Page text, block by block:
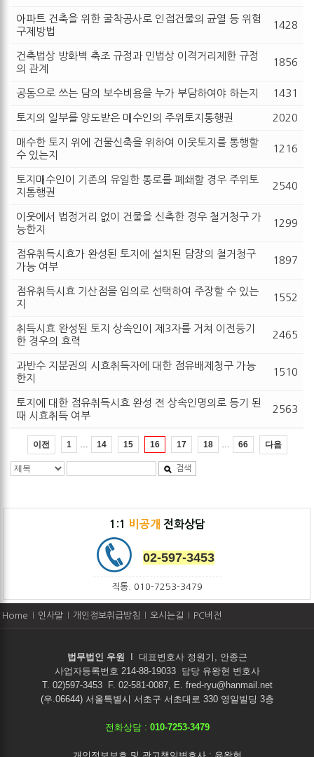
아파트 건축을 위한 굴착공사로 인접건물의 균열 등 위험
구제방법
1428
건축법상 방화벽 축조 규정과 민법상 이격거리제한 규정
의 관계
1856
공동으로 쓰는 담의 보수비용을 누가 부담하여야 하는지 1431
토지의 일부를 양도받은 매수인의 주위토지통행권 2020
매수한 토지 위에 건물신축을 위하여 이웃토지를 통행할
수 있는지
1216
토지매수인이 기존의 유일한 통로를 폐쇄할 경우 주위토
지통행권
2540
이웃에서 법정거리 없이 건물을 신축한 경우 철거청구 가
능한지
1299
점유취득시효가 완성된 토지에 설치된 담장의 철거청구
가능 여부
1897
점유취득시효 기산점을 임의로 선택하여 주장할 수 있는
지
1552
취득시효 완성된 토지 상속인이 제3자를 거쳐 이전등기
한 경우의 효력
2465
과반수 지분권의 시효취득자에 대한 점유배제청구 가능
한지
1510
토지에 대한 점유취득시효 완성 전 상속인명의로 등기 된
때 시효취득 여부
2563
이전 1 14 15 16 17 18 66 다음
검색
1:1 비공개 전화상담
02-597-3453
직통. 010-7253-3479
Home 인사말 개인정보취급방침 오시는길 PC버전
법무법인 우원 I 대표변호사 정원기, 안종근
사업자등록번호 214-88-19033 담당 유왕현 변호사
T. 02)597-3453 F. 02-581-0087, E. fred-ryu@hanmail.net
(우.06644) 서울특별시 서초구 서초대로 330 영일빌딩 3층
전화상담 : 010-7253-3479
개인정보보호 및 광고책임변호사 : 유왕현